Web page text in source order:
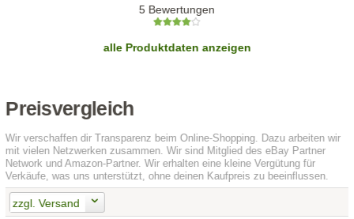
5 Bewertungen
alle Produktdaten anzeigen
Preisvergleich
Wir verschaffen dir Transparenz beim Online-Shopping. Dazu arbeiten wir
mit vielen Netzwerken zusammen. Wir sind Mitglied des eBay Partner
Network und Amazon-Partner. Wir erhalten eine kleine Vergütung für
Verkäufe, was uns unterstützt, ohne deinen Kaufpreis zu beeinflussen.
zzgl. Versand